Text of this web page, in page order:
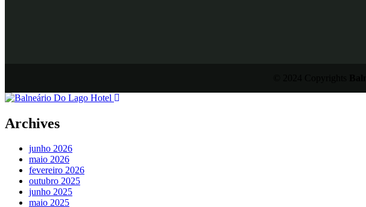
Archives
junho 2026
maio 2026
fevereiro 2026
outubro 2025
junho 2025
maio 2025